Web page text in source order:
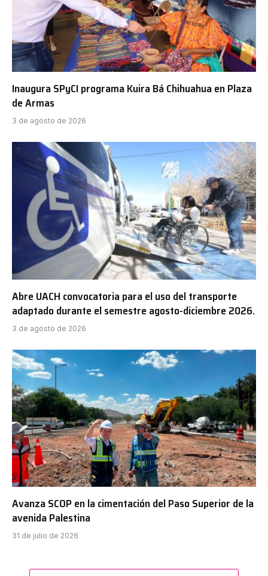
Inaugura SPyCI programa Kuira Bá Chihuahua en Plaza
de Armas
3 de agosto de 2026
Abre UACH convocatoria para el uso del transporte
adaptado durante el semestre agosto-diciembre 2026.
3 de agosto de 2026
Avanza SCOP en la cimentación del Paso Superior de la
avenida Palestina
31 de julio de 2026